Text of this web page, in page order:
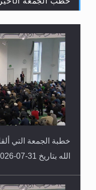
حقيقة المسيح الدجال
خطب الجمعة
خطبة الجمعة التي
الله بتاريخ 31-07-2026